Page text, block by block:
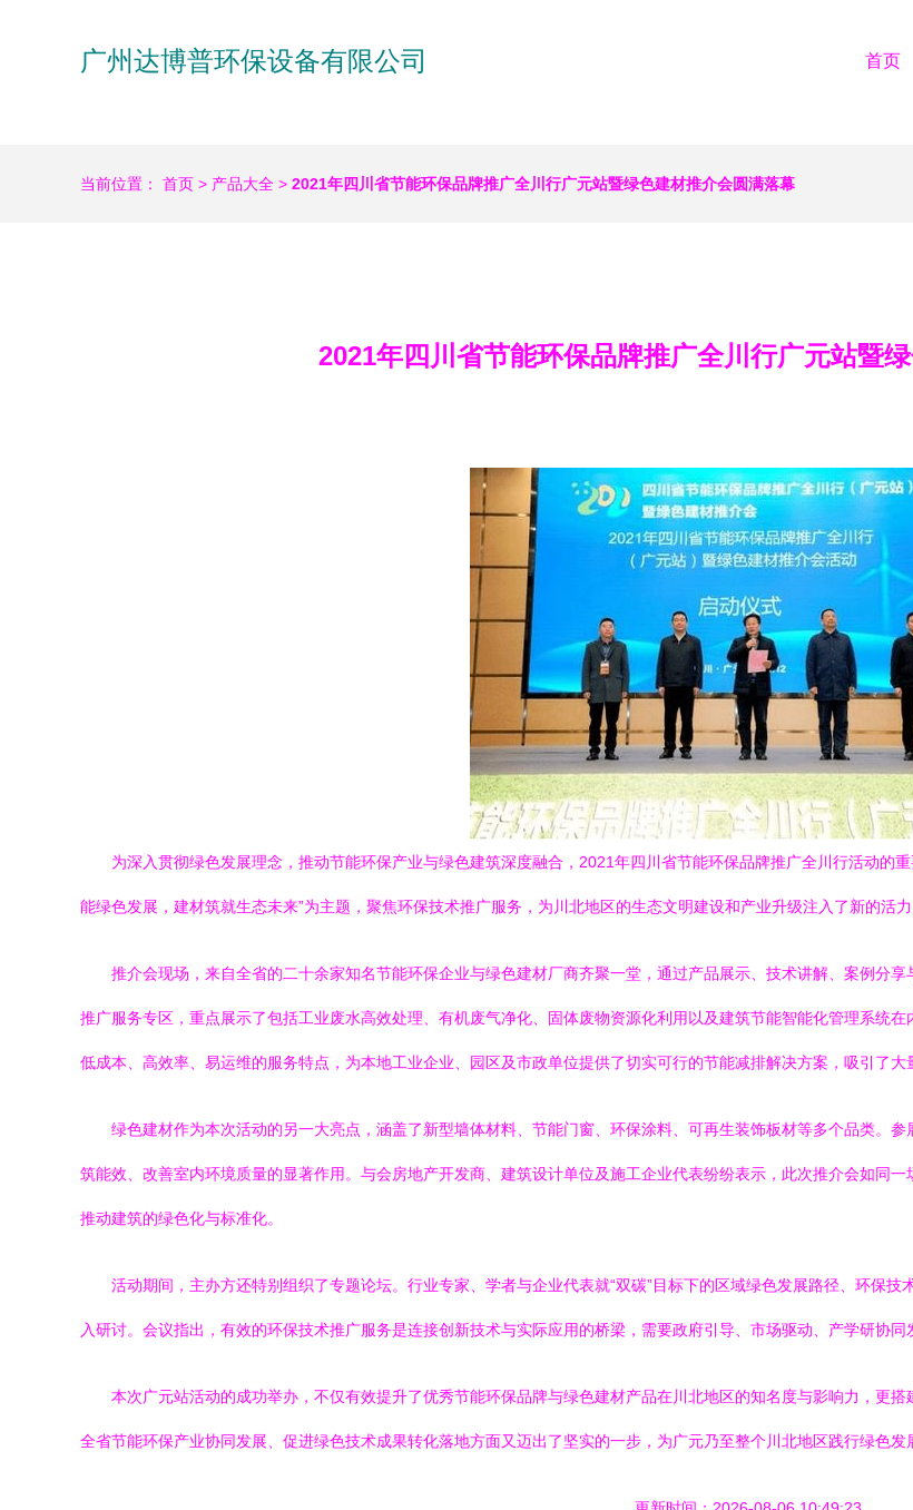
广州达博普环保设备有限公司 首页
当前位置： 首页 > 产品大全 > 2021年四川省节能环保品牌推广全川行广元站暨绿色建材推介会圆满落幕
2021年四川省节能环保品牌推广全川行广元站暨
为深入贯彻绿色发展理念，推动节能环保产业与绿色建筑深度融合，2021年四川省节能环保品牌推广全川行活动
能绿色发展，建材筑就生态未来”为主题，聚焦环保技术推广服务，为川北地区的生态文明建设和产业升级注入了新的活力
推介会现场，来自全省的二十余家知名节能环保企业与绿色建材厂商齐聚一堂，通过产品展示、技术讲解、案例分
推广服务专区，重点展示了包括工业废水高效处理、有机废气净化、固体废物资源化利用以及建筑节能智能化管理系统
低成本、高效率、易运维的服务特点，为本地工业企业、园区及市政单位提供了切实可行的节能减排解决方案，吸引了大
绿色建材作为本次活动的另一大亮点，涵盖了新型墙体材料、节能门窗、环保涂料、可再生装饰板材等多个品类。
筑能效、改善室内环境质量的显著作用。与会房地产开发商、建筑设计单位及施工企业代表纷纷表示，此次推介会如同
推动建筑的绿色化与标准化。
活动期间，主办方还特别组织了专题论坛。行业专家、学者与企业代表就“双碳”目标下的区域绿色发展路径、环保
入研讨。会议指出，有效的环保技术推广服务是连接创新技术与实际应用的桥梁，需要政府引导、市场驱动、产学研协同
本次广元站活动的成功举办，不仅有效提升了优秀节能环保品牌与绿色建材产品在川北地区的知名度与影响力，更
全省节能环保产业协同发展、促进绿色技术成果转化落地方面又迈出了坚实的一步，为广元乃至整个川北地区践行绿色发